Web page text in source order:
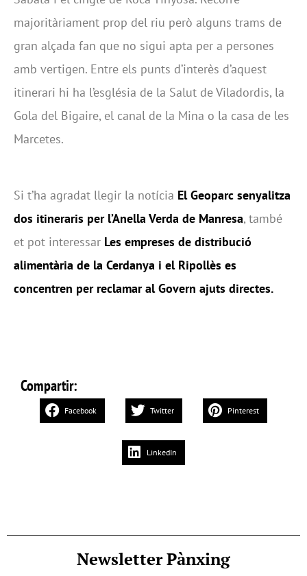
majoritàriament prop del riu però alguns trams de
gran alçada fan que no sigui apta per a persones
amb vertigen. Entre els punts d’interès d’aquest
itinerari hi ha l’església de la Salut de Viladordis, la
Gola del Bigaire, el canal de la Mina o la casa de les
Marcetes.
Si t’ha agradat llegir la notícia El Geoparc senyalitza
dos itineraris per l’Anella Verda de Manresa, també
et pot interessar Les empreses de distribució
alimentària de la Cerdanya i el Ripollès es
concentren per reclamar al Govern ajuts directes.
Compartir:
Facebook Twitter Pinterest
LinkedIn
Newsletter Pànxing